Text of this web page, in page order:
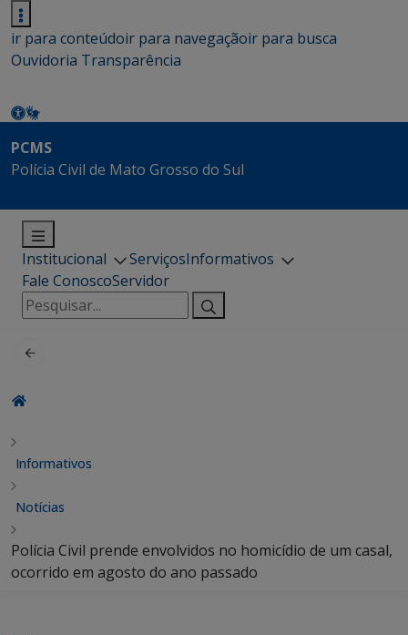
ir para conteúdoir para navegaçãoir para busca
Ouvidoria Transparência
PCMS
Polícia Civil de Mato Grosso do Sul
Institucional ServiçosInformativos
Fale ConoscoServidor
Pesquisar
por:
Informativos
Notícias
Polícia Civil prende envolvidos no homicídio de um casal,
ocorrido em agosto do ano passado